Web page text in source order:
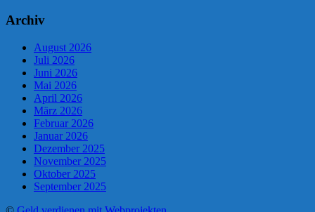
Archiv
August 2026
Juli 2026
Juni 2026
Mai 2026
April 2026
März 2026
Februar 2026
Januar 2026
Dezember 2025
November 2025
Oktober 2025
September 2025